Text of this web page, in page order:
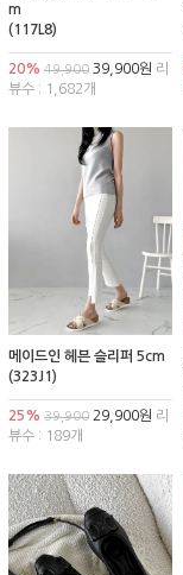
m
(117L8)
20% 49,900 39,900원 리
뷰수 : 1,682개
메이드인 헤븐 슬리퍼 5cm
(323J1)
25% 39,900 29,900원 리
뷰수 : 189개